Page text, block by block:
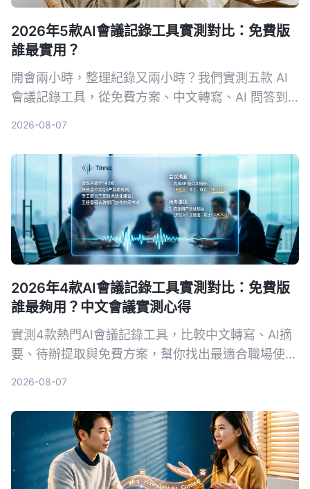
2026年5款AI會議記錄工具實測對比：免費版
誰最實用？
開會兩小時，整理紀錄又兩小時？我們實測五款 AI
會議記錄工具，從免費方案、中文轉寫、AI 問答到
2026-08-07
2026年4款AI會議記錄工具實測對比：免費版
誰最夠用？中文會議實測心得
實測4款熱門AI會議記錄工具，比較中文轉寫、AI摘
要、待辦提取與免費方案，幫你找出最適合職場使用
2026-08-07